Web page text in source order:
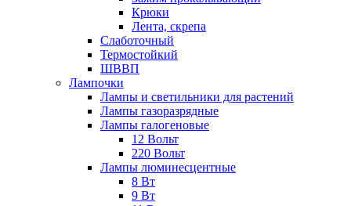
Крюки
Лента, скрепа
Слаботочный
Термостойкий
ШВВП
Лампочки
Лампы и светильники для растений
Лампы газоразрядные
Лампы галогеновые
12 Вольт
220 Вольт
Лампы люминесцентные
8 Вт
9 Вт